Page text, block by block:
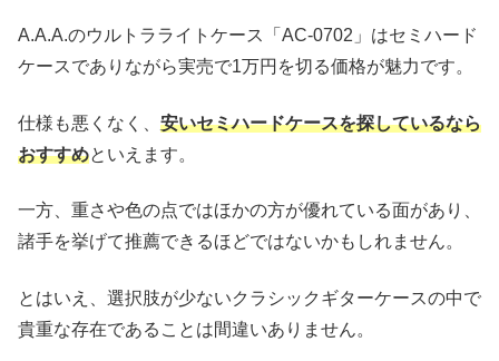
A.A.A.のウルトラライトケース「AC-0702」はセミハード
ケースでありながら実売で1万円を切る価格が魅力です。
仕様も悪くなく、 安いセミハードケースを探しているなら
おすすめといえます。
一方、重さや色の点ではほかの方が優れている面があり、
諸手を挙げて推薦できるほどではないかもしれません。
とはいえ、選択肢が少ないクラシックギターケースの中で
貴重な存在であることは間違いありません。